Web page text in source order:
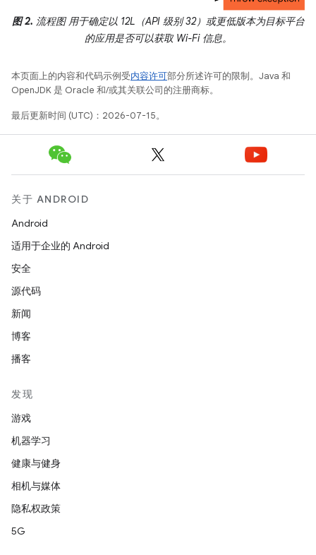
图 2. 流程图 用于确定以 12L（API 级别 32）或更低版本为目标平台
的应用是否可以获取 Wi-Fi 信息。
本页面上的内容和代码示例受内容许可部分所述许可的限制。Java 和
OpenJDK 是 Oracle 和/或其关联公司的注册商标。
最后更新时间 (UTC)：2026-07-15。
关于 ANDROID
Android
适用于企业的 Android
安全
源代码
新闻
博客
播客
发现
游戏
机器学习
健康与健身
相机与媒体
隐私权政策
5G